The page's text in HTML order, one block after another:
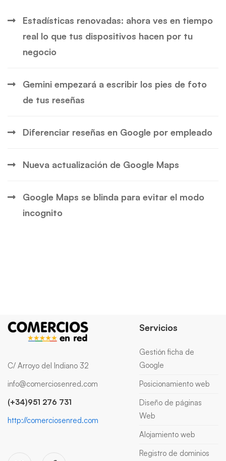
Estadísticas renovadas: ahora ves en tiempo
real lo que tus dispositivos hacen por tu
negocio
Gemini empezará a escribir los pies de foto
de tus reseñas
Diferenciar reseñas en Google por empleado
Nueva actualización de Google Maps
Google Maps se blinda para evitar el modo
incognito
C/ Arroyo del Indiano 32
info@comerciosenred.com
(+34)951 276 731
http://comerciosenred.com
Servicios
Gestión ficha de
Google
Posicionamiento web
Diseño de páginas
Web
Alojamiento web
Registro de dominios